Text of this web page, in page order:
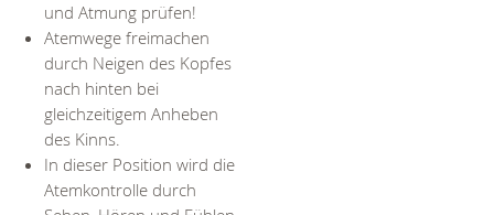
und Atmung prüfen!
Atemwege freimachen
durch Neigen des Kopfes
nach hinten bei
gleichzeitigem Anheben
des Kinns.
In dieser Position wird die
Atemkontrolle durch